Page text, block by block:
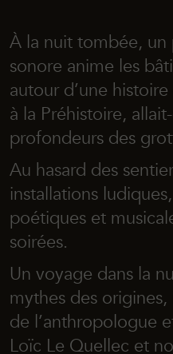
À la nuit tombée,
sonore anime les
autour d’une
à la Préhistoire,
profondeurs des
Au hasard des
installations
poétiques et
soirées.
Un voyage dans la
mythes des
de l’anthropologue
Loïc Le Quellec et